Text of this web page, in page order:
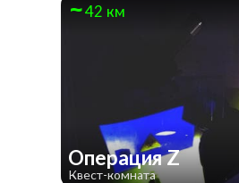
42 км
Операция Z
Квест-комната